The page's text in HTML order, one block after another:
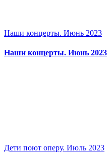
Наши концерты. Июнь 2023
Наши концерты. Июнь 2023
Дети поют оперу. Июль 2023